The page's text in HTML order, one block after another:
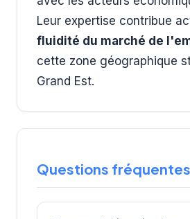
Leur expertise contribue
fluidité du marché de
cette zone géographique
Grand Est.
Questions fréquentes